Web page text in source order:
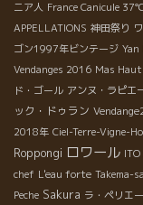
ニア人 France Canicule
APPELLATIONS 神田祭り
ゴン1997年ビンテージ Yan
Vendanges 2016 Mas
ド・ゴール アンヌ・ラピエ
ック・ドゥラン
2018年 Ciel-Terre-Vigne-
Roppongi ロワール
chef L'eau forte Takema-
Peche Sakura ラ・ペリエ